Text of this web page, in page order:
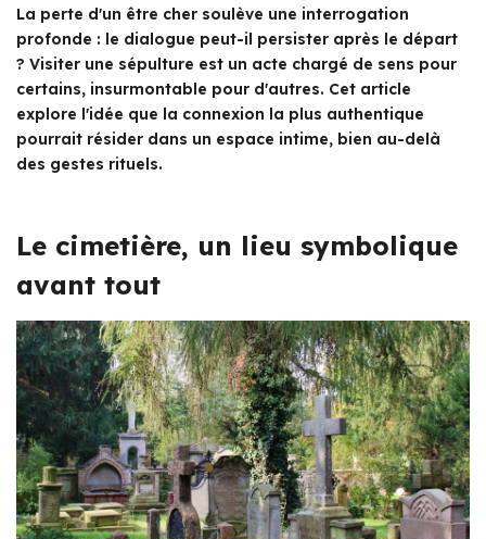
La perte d'un être cher soulève une interrogation
profonde : le dialogue peut-il persister après le départ
? Visiter une sépulture est un acte chargé de sens pour
certains, insurmontable pour d'autres. Cet article
explore l'idée que la connexion la plus authentique
pourrait résider dans un espace intime, bien au-delà
des gestes rituels.
Le cimetière, un lieu symbolique
avant tout